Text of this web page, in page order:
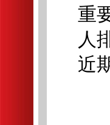
重
人
近
4.